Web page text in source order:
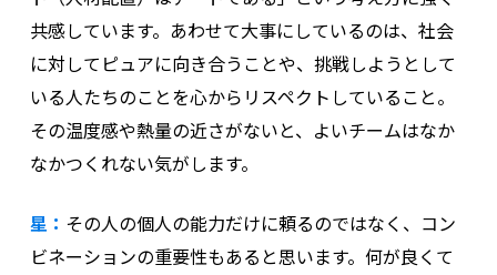
共感しています。あわせて大事にしているのは、社会
に対してピュアに向き合うことや、挑戦しようとして
いる人たちのことを心からリスペクトしていること。
その温度感や熱量の近さがないと、よいチームはなか
なかつくれない気がします。
星： その人の個人の能力だけに頼るのではなく、コン
ビネーションの重要性もあると思います。何が良くて